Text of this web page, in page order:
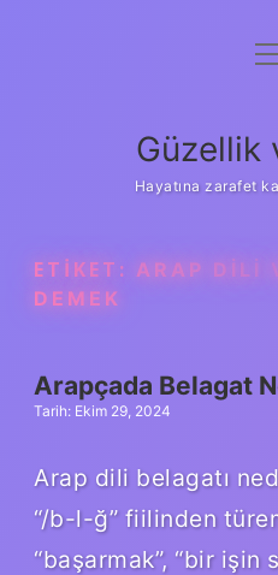
Yasal
Güzellik
Hayatına zarafet
ETIKET: ARAP DILI
DEMEK
Arapçada Belagat
Tarih: Ekim 29, 2024
Arap dili belagatı
“/b-l-ğ” fiilinden
“başarmak”, “bir işin